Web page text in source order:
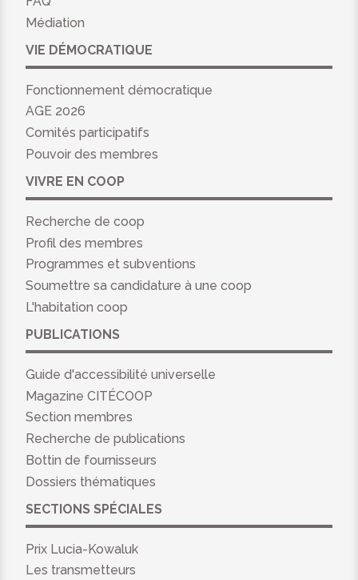
Médiation
VIE DÉMOCRATIQUE
Fonctionnement démocratique
AGE 2026
Comités participatifs
Pouvoir des membres
VIVRE EN COOP
Recherche de coop
Profil des membres
Programmes et subventions
Soumettre sa candidature à une coop
L'habitation coop
PUBLICATIONS
Guide d'accessibilité universelle
Magazine CITÉCOOP
Section membres
Recherche de publications
Bottin de fournisseurs
Dossiers thématiques
SECTIONS SPÉCIALES
Prix Lucia-Kowaluk
Les transmetteurs